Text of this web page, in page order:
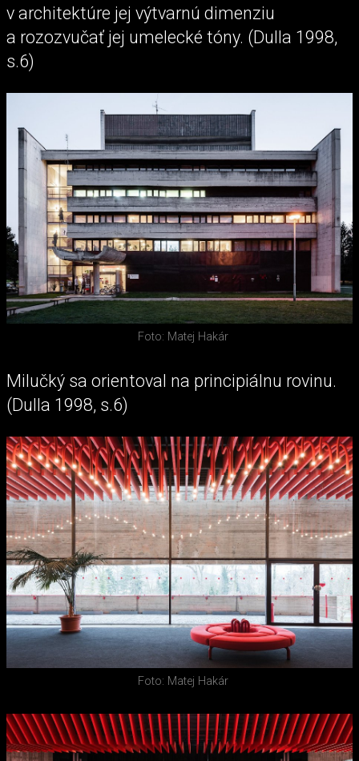
v architektúre jej výtvarnú dimenziu
a rozozvučať jej umelecké tóny. (Dulla 1998,
s.6)
Foto: Matej Hakár
Milučký sa orientoval na principiálnu rovinu.
(Dulla 1998, s.6)
Foto: Matej Hakár